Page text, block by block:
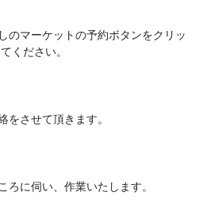
のマーケットの予約ボタンをクリッ
ください。
をさせて頂きます。
ろに伺い、作業いたします。